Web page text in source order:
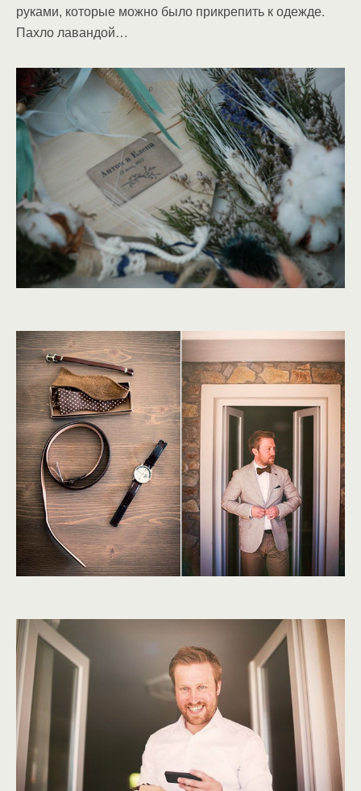
руками, которые можно было прикрепить к одежде.
Пахло лавандой…